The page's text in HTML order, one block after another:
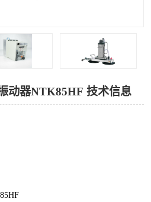
动器NTK85HF 技术信息
Cleveland 张力控制器